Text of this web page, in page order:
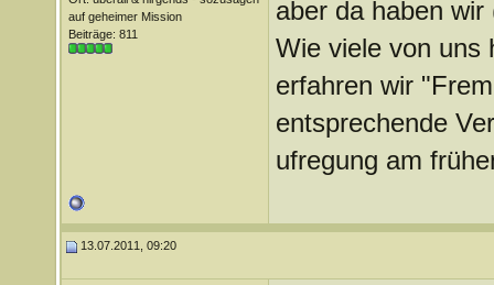
auf geheimer Mission
Beiträge: 811
aber da haben
Wie viele von uns
erfahren wir
entsprechende
ufregung am
13.07.2011, 09:20